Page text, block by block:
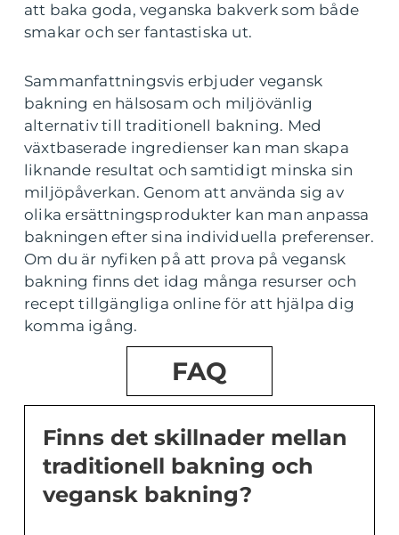
att baka goda, veganska bakverk som både
smakar och ser fantastiska ut.
Sammanfattningsvis erbjuder vegansk
bakning en hälsosam och miljövänlig
alternativ till traditionell bakning. Med
växtbaserade ingredienser kan man skapa
liknande resultat och samtidigt minska sin
miljöpåverkan. Genom att använda sig av
olika ersättningsprodukter kan man anpassa
bakningen efter sina individuella preferenser.
Om du är nyfiken på att prova på vegansk
bakning finns det idag många resurser och
recept tillgängliga online för att hjälpa dig
komma igång.
FAQ
Finns det skillnader mellan
traditionell bakning och
vegansk bakning?